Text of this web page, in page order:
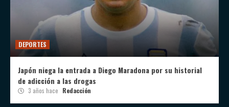
DEPORTES
Japón niega la entrada a Diego Maradona por su historial
de adicción a las drogas
3 años hace Redacción